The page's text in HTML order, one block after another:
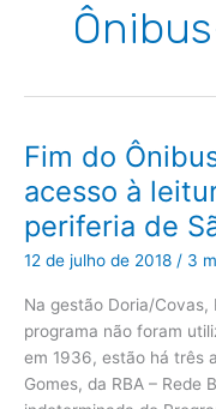
Fim do
acesso à
periferia de
12 de julho de 2018 / 3
Na gestão Doria/Covas,
programa não foram
em 1936, estão há três
Gomes, da RBA – Rede
Fim
do
Ônibus-
Biblioteca
prejudica
acesso
à
leitura
de
da
periferia
de
São
Paulo